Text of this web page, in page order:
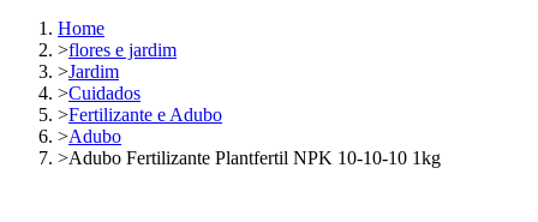
Home
>flores e jardim
>Jardim
>Cuidados
>Fertilizante e Adubo
>Adubo
>Adubo Fertilizante Plantfertil NPK 10-10-10 1kg